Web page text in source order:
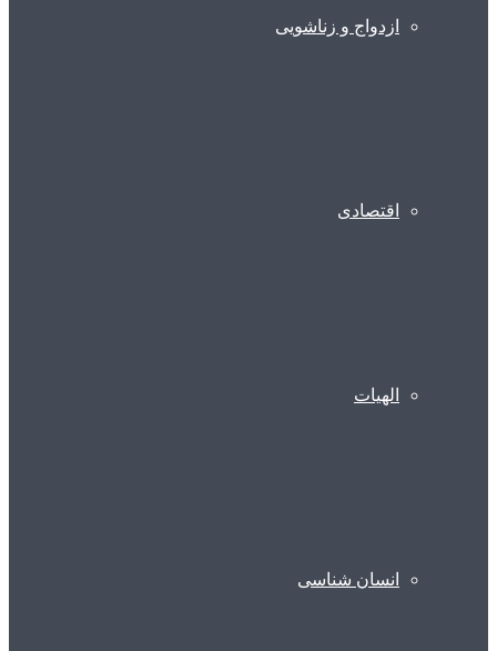
ازدواج و زناشویی
اقتصادی
الهیات
انسان شناسی